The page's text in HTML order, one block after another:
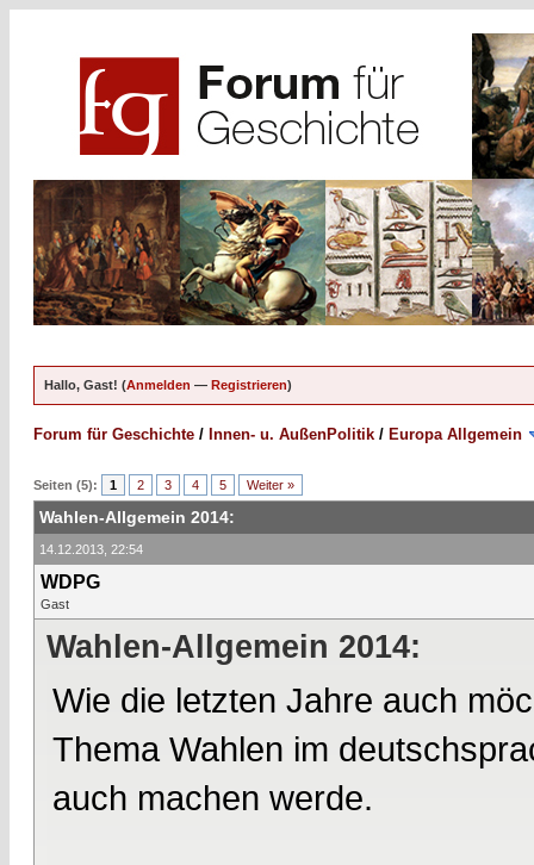
Hallo, Gast! (Anmelden — Registrieren)
Forum für Geschichte / Innen- u. AußenPolitik / Europa Allgemein
Seiten (5): 1 2 3 4 5 Weiter »
Wahlen-Allgemein 2014:
14.12.2013, 22:54
WDPG
Gast
Wahlen-Allgemein 2014:
Wie die letzten Jahre auch
Thema Wahlen im
auch machen werde.